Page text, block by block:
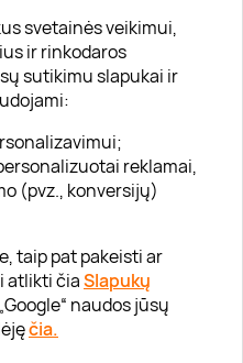
svetainės veikimui,
ir rinkodaros
sutikimu slapukai ir
reklamai,
(pvz., konversijų)
taip pat pakeisti ar
atlikti čiaSlapukų
naudos jūsų
čia.